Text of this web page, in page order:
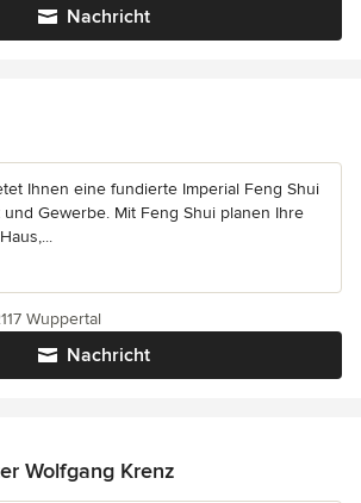
Nachricht
Ihnen eine fundierte Imperial Feng Shui
Gewerbe. Mit Feng Shui planen Ihre
Nachricht
Wuppertal
Wolfgang Krenz